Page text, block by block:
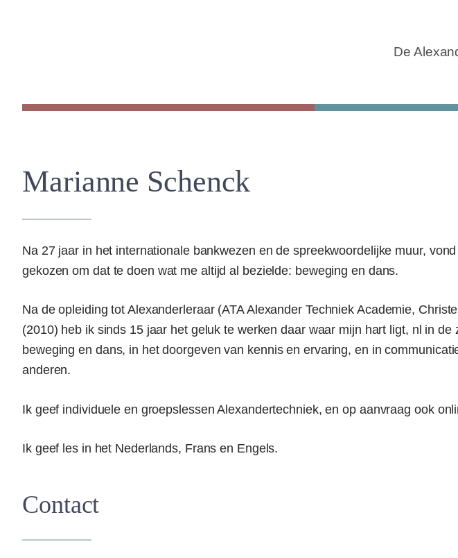
De
Marianne Schenck
Na 27 jaar in het internationale bankwezen en de spreekwoordelijke muur,
gekozen om dat te doen wat me altijd al bezielde: beweging en dans.
Na de opleiding tot Alexanderleraar (ATA Alexander Techniek Academie,
(2010) heb ik sinds 15 jaar het geluk te werken daar waar mijn hart ligt, nl in de
beweging en dans, in het doorgeven van kennis en ervaring, en in
anderen.
Ik geef individuele en groepslessen Alexandertechniek, en op aanvraag ook
Ik geef les in het Nederlands, Frans en Engels.
Contact